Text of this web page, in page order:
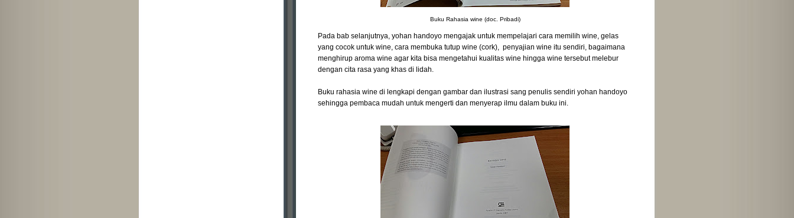
Buku Rahasia wine (doc. Pribadi)
Pada bab selanjutnya, yohan handoyo mengajak untuk mempelajari cara memilih wine, gelas
yang cocok untuk wine, cara membuka tutup wine (cork), penyajian wine itu sendiri, bagaimana
menghirup aroma wine agar kita bisa mengetahui kualitas wine hingga wine tersebut melebur
dengan cita rasa yang khas di lidah.
Buku rahasia wine di lengkapi dengan gambar dan ilustrasi sang penulis sendiri yohan handoyo
sehingga pembaca mudah untuk mengerti dan menyerap ilmu dalam buku ini.